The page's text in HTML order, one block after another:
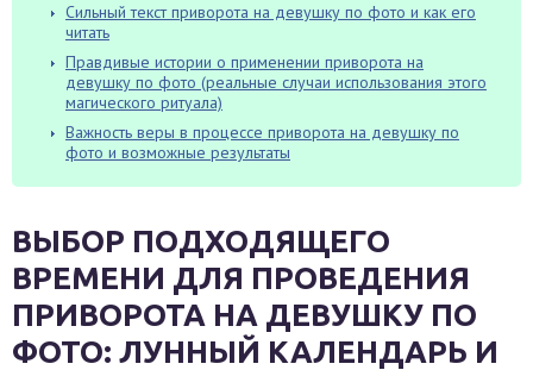
Сильный текст приворота на девушку по фото и как его
читать
Правдивые истории о применении приворота на
девушку по фото (реальные случаи использования этого
магического ритуала)
Важность веры в процессе приворота на девушку по
фото и возможные результаты
ВЫБОР ПОДХОДЯЩЕГО
ВРЕМЕНИ ДЛЯ ПРОВЕДЕНИЯ
ПРИВОРОТА НА ДЕВУШКУ ПО
ФОТО: ЛУННЫЙ КАЛЕНДАРЬ И